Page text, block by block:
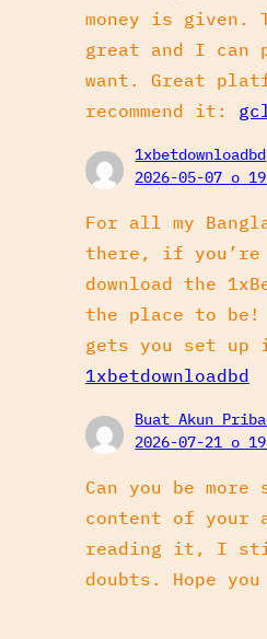
money is given.
great and I can
want. Great
recommend it:
1xbetdownloadbd
2026-05-07 o
For all my
there, if you’re
download the
the place to be!
gets you set up
1xbetdownloadbd
Buat Akun
2026-07-21 o
Can you be
content of your
reading it, I
doubts. Hope